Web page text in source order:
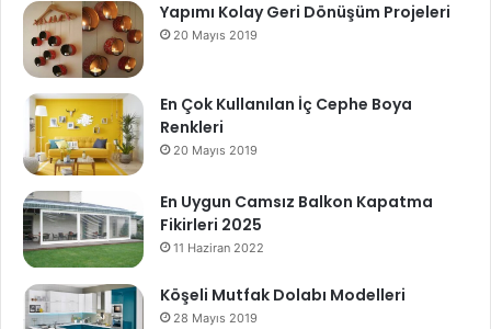
Yapımı Kolay Geri Dönüşüm Projeleri
20 Mayıs 2019
En Çok Kullanılan İç Cephe Boya
Renkleri
20 Mayıs 2019
En Uygun Camsız Balkon Kapatma
Fikirleri 2025
11 Haziran 2022
Köşeli Mutfak Dolabı Modelleri
28 Mayıs 2019